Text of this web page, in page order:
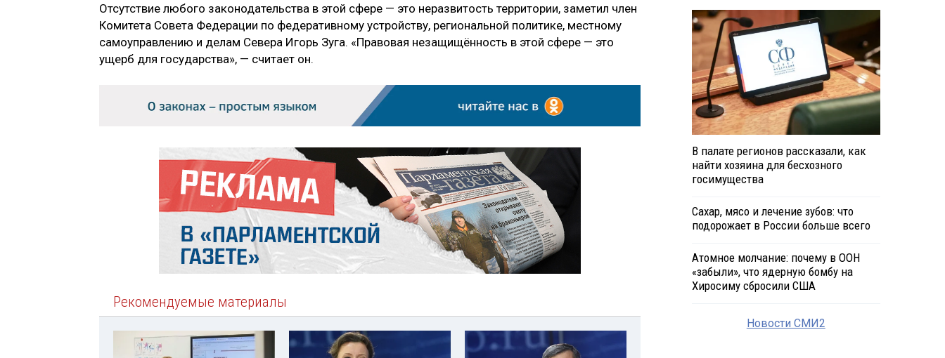
Отсутствие любого законодательства в этой сфере — это неразвитость территории, заметил член
Комитета Совета Федерации по федеративному устройству, региональной политике, местному
самоуправлению и делам Севера Игорь Зуга. «Правовая незащищённость в этой сфере — это
ущерб для государства», — считает он.
Рекомендуемые материалы
В палате регионов рассказали, как
найти хозяина для бесхозного
госимущества
Сахар, мясо и лечение зубов: что
подорожает в России больше всего
Атомное молчание: почему в ООН
«забыли», что ядерную бомбу на
Хиросиму сбросили США
Новости СМИ2